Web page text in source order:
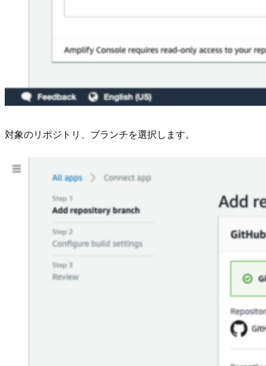
対象のリポジトリ、ブランチを選択します。